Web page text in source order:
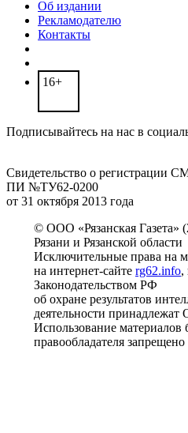
Об издании
Рекламодателю
Контакты
16+
Подписывайтесь на нас в
Свидетельство о регистрации
ПИ №ТУ62-0200
от 31 октября 2013 года
© ООО «Рязанская Газета»
Рязани и Рязанской области
Исключительные права на
на интернет-сайте rg62.info,
Законодательством РФ
об охране результатов
деятельности принадлежат
Использование материалов
правообладателя запрещено